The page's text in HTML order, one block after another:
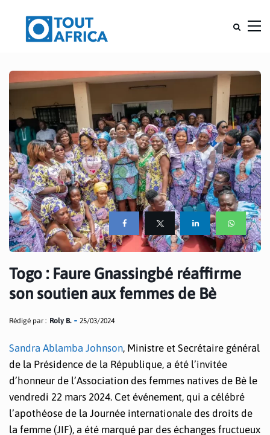
Togo : Faure Gnassingbé réaffirme
son soutien aux femmes de Bè
Rédigé par : Roly B. 25/03/2024
Sandra Ablamba Johnson, Ministre et Secrétaire général
de la Présidence de la République, a été l’invitée
d’honneur de l’Association des femmes natives de Bè le
vendredi 22 mars 2024. Cet événement, qui a célébré
l’apothéose de la Journée internationale des droits de
la femme (JIF), a été marqué par des échanges fructueux